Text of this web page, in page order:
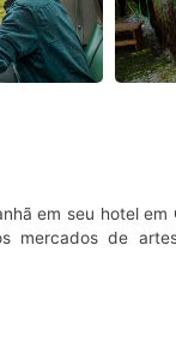
em seu hotel
mercados de